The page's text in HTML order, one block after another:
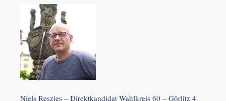
Niels Reszies – Direktkandidat Wahlkreis 60 – Görlitz 4